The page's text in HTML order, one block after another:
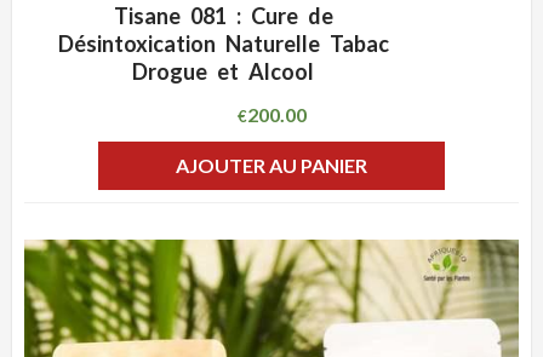
ADD WISHLIST
Tisane 081 : Cure de
Désintoxication Naturelle Tabac
Drogue et Alcool
€200.00
AJOUTER AU PANIER